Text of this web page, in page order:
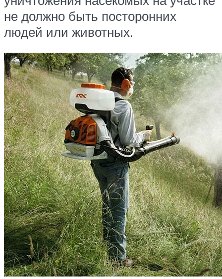
не должно быть посторонних
людей или животных.